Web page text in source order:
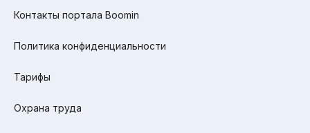
Контакты портала Boomin
Политика конфиденциальности
Тарифы
Охрана труда